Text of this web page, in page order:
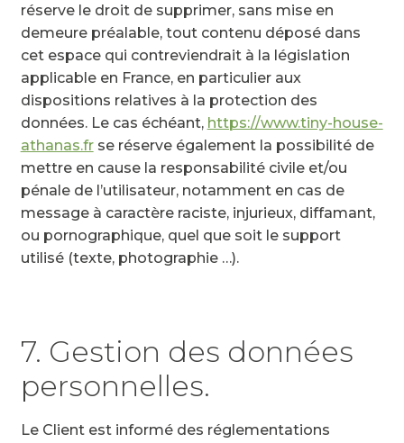
réserve le droit de supprimer, sans mise en
demeure préalable, tout contenu déposé dans
cet espace qui contreviendrait à la législation
applicable en France, en particulier aux
dispositions relatives à la protection des
données. Le cas échéant, https://www.tiny-house-
athanas.frse réserve également la possibilité de
mettre en cause la responsabilité civile et/ou
pénale de l’utilisateur, notamment en cas de
message à caractère raciste, injurieux, diffamant,
ou pornographique, quel que soit le support
utilisé (texte, photographie …).
7. Gestion des données
personnelles.
Le Client est informé des réglementations